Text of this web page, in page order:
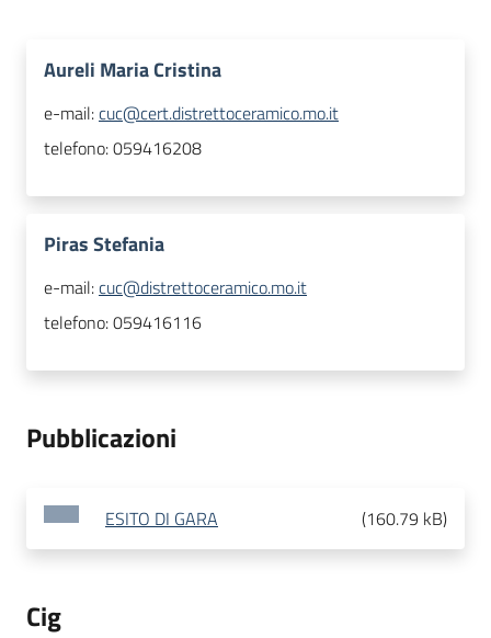
Aureli Maria Cristina
e-mail:cuc@cert.distrettoceramico.mo.it
telefono:059416208
Piras Stefania
e-mail:cuc@distrettoceramico.mo.it
telefono:059416116
Pubblicazioni
ESITO DI GARA (160.79 kB)
Cig